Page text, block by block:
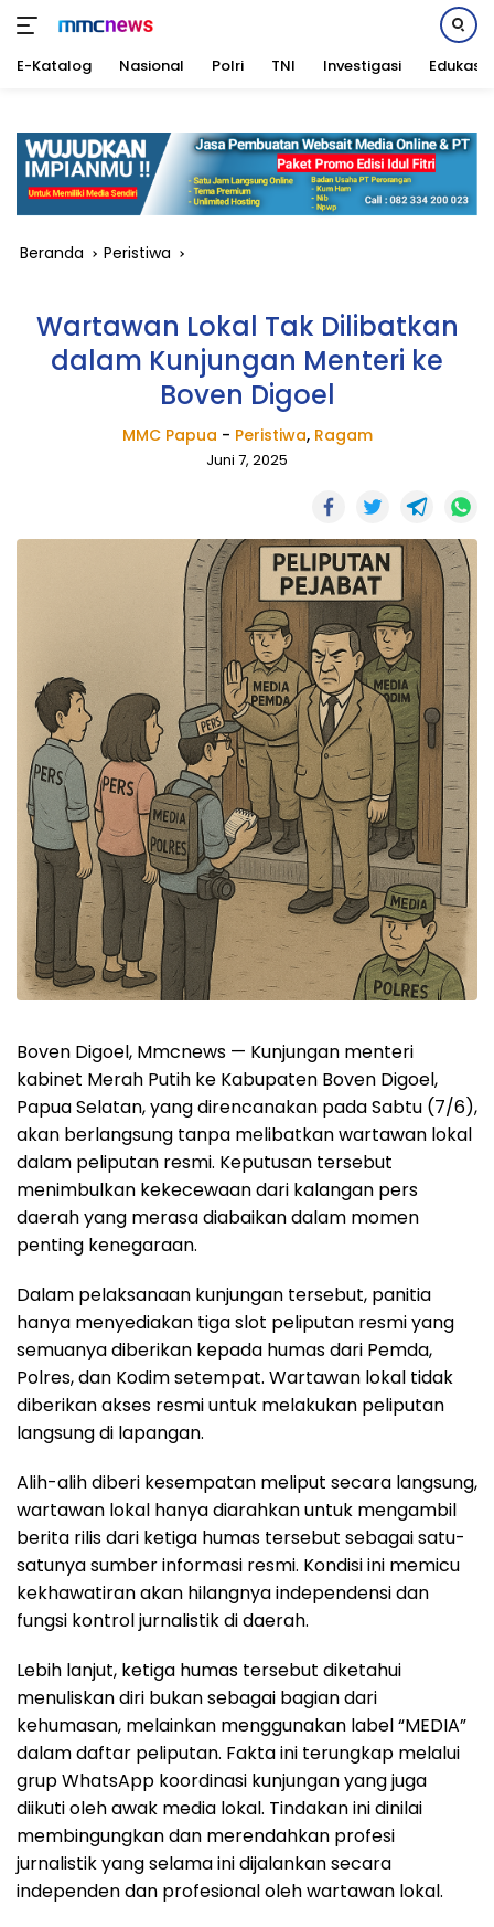
konten
E-Katalog Nasional Polri TNI Investigasi Edukasi
Beranda Peristiwa
Wartawan Lokal Tak Dilibatkan
dalam Kunjungan Menteri ke
Boven Digoel
MMC Papua - Peristiwa, Ragam
Juni 7, 2025
Boven Digoel, Mmcnews — Kunjungan menteri
kabinet Merah Putih ke Kabupaten Boven Digoel,
Papua Selatan, yang direncanakan pada Sabtu (7/6),
akan berlangsung tanpa melibatkan wartawan lokal
dalam peliputan resmi. Keputusan tersebut
menimbulkan kekecewaan dari kalangan pers
daerah yang merasa diabaikan dalam momen
penting kenegaraan.
Dalam pelaksanaan kunjungan tersebut, panitia
hanya menyediakan tiga slot peliputan resmi yang
semuanya diberikan kepada humas dari Pemda,
Polres, dan Kodim setempat. Wartawan lokal tidak
diberikan akses resmi untuk melakukan peliputan
langsung di lapangan.
Alih-alih diberi kesempatan meliput secara langsung,
wartawan lokal hanya diarahkan untuk mengambil
berita rilis dari ketiga humas tersebut sebagai satu-
satunya sumber informasi resmi. Kondisi ini memicu
kekhawatiran akan hilangnya independensi dan
fungsi kontrol jurnalistik di daerah.
Lebih lanjut, ketiga humas tersebut diketahui
menuliskan diri bukan sebagai bagian dari
kehumasan, melainkan menggunakan label “MEDIA”
dalam daftar peliputan. Fakta ini terungkap melalui
grup WhatsApp koordinasi kunjungan yang juga
diikuti oleh awak media lokal. Tindakan ini dinilai
membingungkan dan merendahkan profesi
jurnalistik yang selama ini dijalankan secara
independen dan profesional oleh wartawan lokal.